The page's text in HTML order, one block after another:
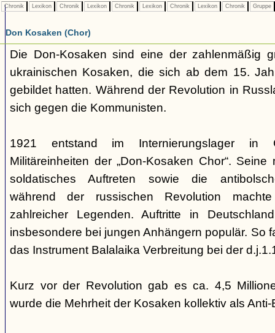
Chronik Lexikon Chronik Lexikon Chronik Lexikon Chronik Lexikon Chronik Gruppe
Don Kosaken (Chor)
Die Don-Kosaken sind eine der zahlenmäßig
ukrainischen Kosaken, die sich ab dem 15.
gebildet hatten. Während der Revolution in
sich gegen die Kommunisten.
1921 entstand im Internierungslager in
Militäreinheiten der „Don-Kosaken Chor“.
soldatisches Auftreten sowie die
während der russischen Revolution
zahlreicher Legenden. Auftritte in
insbesondere bei jungen Anhängern populär. So
das Instrument Balalaika Verbreitung bei der
Kurz vor der Revolution gab es ca. 4,5
wurde die Mehrheit der Kosaken kollektiv als